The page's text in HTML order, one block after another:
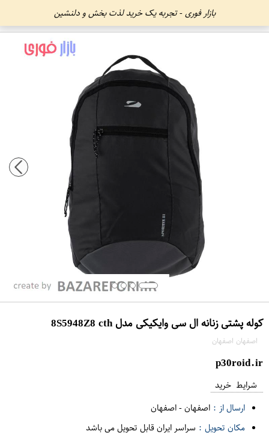
بازار فوری - تجربه یک خرید لذت بخش و دلنشین
کوله پشتی زنانه ال سی وایکیکی مدل 8S5948Z8 cth
اصفهان اصفهان
p30roid.ir
شرایط خرید
ارسال از : اصفهان-اصفهان
مکان تحویل : سراسر ایران قابل تحویل می باشد